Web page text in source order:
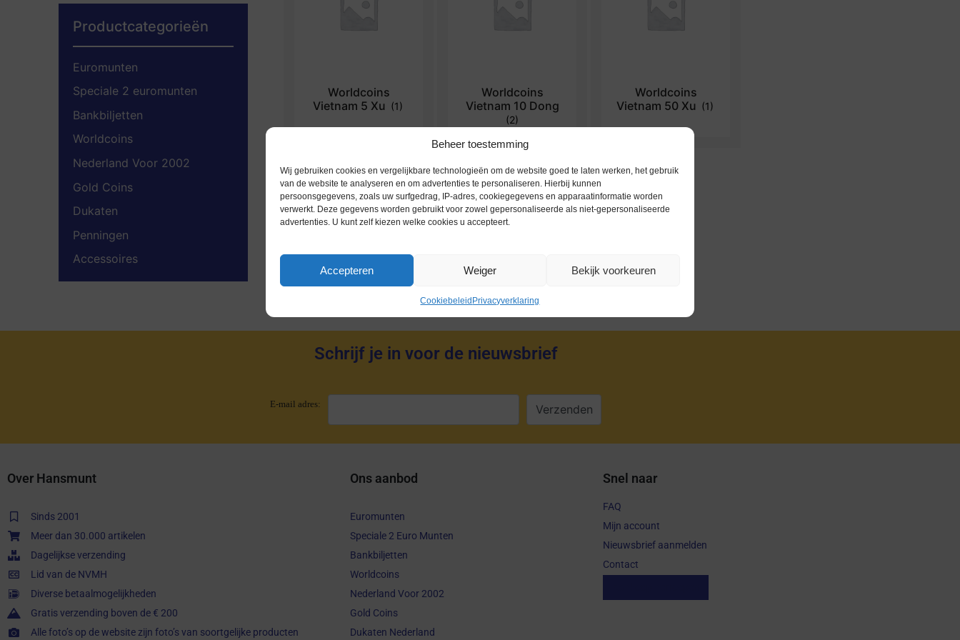
Beheer toestemming
Wij gebruiken cookies en vergelijkbare technologieën om de website goed te laten werken, het gebruik
van de website te analyseren en om advertenties te personaliseren. Hierbij kunnen
persoonsgegevens, zoals uw surfgedrag, IP-adres, cookiegegevens en apparaatinformatie worden
verwerkt. Deze gegevens worden gebruikt voor zowel gepersonaliseerde als niet-gepersonaliseerde
advertenties. U kunt zelf kiezen welke cookies u accepteert.
Accepteren Weiger Bekijk voorkeuren
Cookiebeleid Privacyverklaring
Worldcoins
Vietnam 5 Xu (1)
Worldcoins
Vietnam 10 Dong
(2)
Worldcoins
Vietnam 50 Xu (1)
Productcategorieën
Euromunten
Speciale 2 euromunten
Bankbiljetten
Worldcoins
Nederland Voor 2002
Gold Coins
Dukaten
Penningen
Accessoires
Schrijf je in voor de nieuwsbrief
E-mail adres:
Over Hansmunt
Sinds 2001
Meer dan 30.000 artikelen
Dagelijkse verzending
Lid van de NVMH
Diverse betaalmogelijkheden
Gratis verzending boven de € 200
Alle foto’s op de website zijn foto’s van soortgelijke producten
Ons aanbod
Euromunten
Speciale 2 Euro Munten
Bankbiljetten
Worldcoins
Nederland Voor 2002
Gold Coins
Dukaten Nederland
Snel naar
FAQ
Mijn account
Nieuwsbrief aanmelden
Contact